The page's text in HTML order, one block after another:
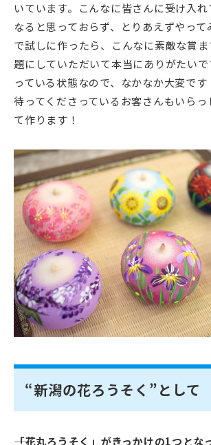
いています。こんなに皆さんに受け入
なると思っておらず、とりあえずやっ
で試しに作ったら、こんなに素敵な賞
題にしていただいて本当にありがたい
っている状態なので、なかなか大変です
待ってくださっているお客さんもいらっ
て作ります！
“新潟の花ろうそく”として
――「花丸ろうそく」がきっかけの1つと